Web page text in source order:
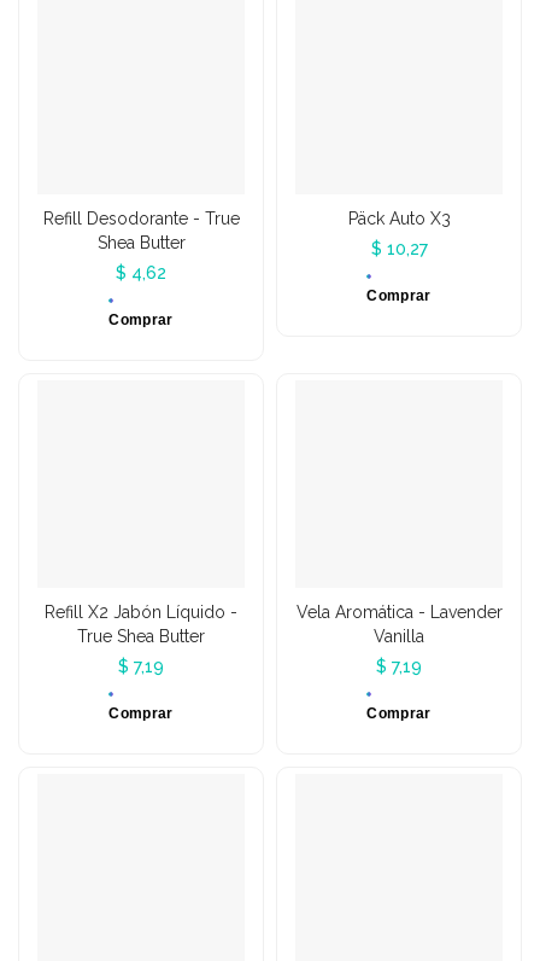
Refill Desodorante - True
Shea Butter
$ 4,62
Comprar
Päck Auto X3
$ 10,27
Comprar
Refill X2 Jabón Líquido -
True Shea Butter
$ 7,19
Comprar
Vela Aromática - Lavender
Vanilla
$ 7,19
Comprar